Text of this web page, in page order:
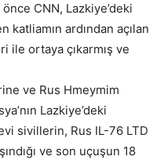
CNN, Lazkiye’deki
ardından açılan
ile ortaya çıkarmış ve
ve Rus Hmeymim
Lazkiye’deki
sivillerin, Rus IL-76 LTD
ve son uçuşun 18